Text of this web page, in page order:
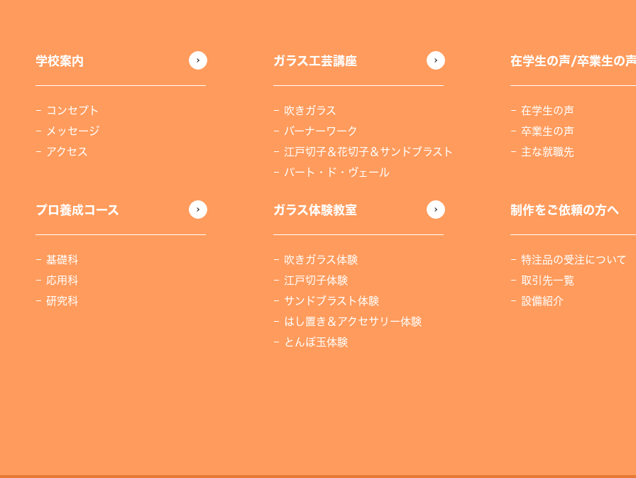
学校案内
コンセプト
メッセージ
アクセス
プロ養成コース
基礎科
応用科
研究科
ガラス工芸講座
吹きガラス
バーナーワーク
江戸切子＆花切子＆サンドブラスト
パート・ド・ヴェール
ガラス体験教室
吹きガラス体験
江戸切子体験
サンドブラスト体験
はし置き＆アクセサリー体験
とんぼ玉体験
在学生の声/卒業生の声
在学生の声
卒業生の声
主な就職先
制作をご依頼の方へ
特注品の受注について
取引先一覧
設備紹介